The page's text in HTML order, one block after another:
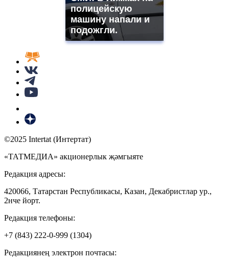
полицейскую
машину напали и
подожгли.
©2025 Intertat (Интертат)
«ТАТМЕДИА» акционерлык җәмгыяте
Редакция адресы:
420066, Татарстан Республикасы, Казан, Декабристлар ур.,
2нче йорт.
Редакция телефоны:
+7 (843) 222-0-999 (1304)
Редакциянең электрон почтасы: